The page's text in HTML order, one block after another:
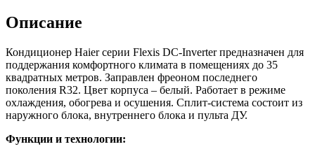
Описание
Кондиционер Haier серии Flexis DC-Inverter предназначен для
поддержания комфортного климата в помещениях до 35
квадратных метров. Заправлен фреоном последнего
поколения R32. Цвет корпуса – белый. Работает в режиме
охлаждения, обогрева и осушения. Сплит-система состоит из
наружного блока, внутреннего блока и пульта ДУ.
Функции и технологии: